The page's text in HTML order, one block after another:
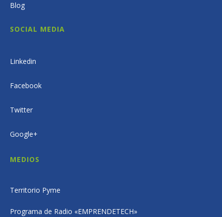
Blog
SOCIAL MEDIA
Linkedin
Facebook
Twitter
Google+
MEDIOS
Territorio Pyme
Programa de Radio «EMPRENDETECH»